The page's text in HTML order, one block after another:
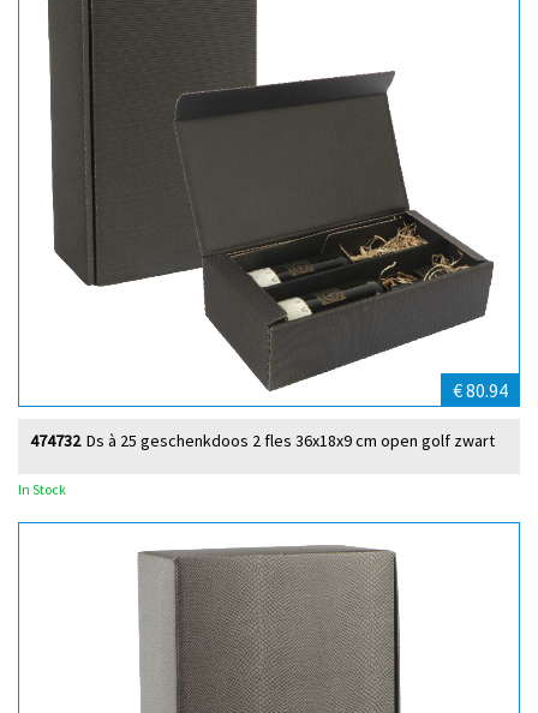
€ 80.94
Ds à 25 geschenkdoos 2 fles 36x18x9 cm open golf zwart
474732
In Stock